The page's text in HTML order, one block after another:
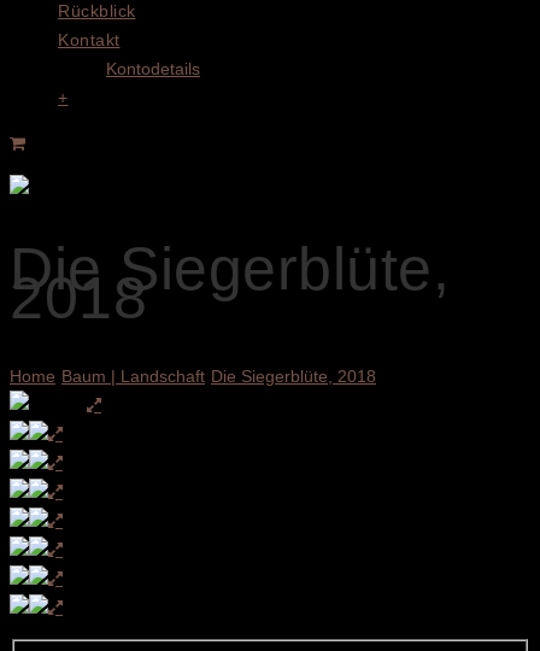
Rückblick
Kontakt
Kontodetails
+
Die Siegerblüte,
2018
Home Baum | Landschaft Die Siegerblüte, 2018